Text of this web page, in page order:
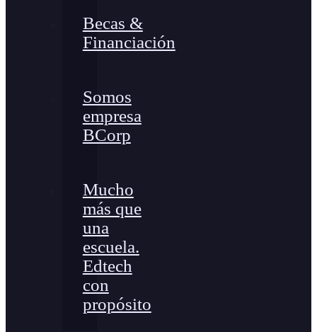
Becas &
Financiación
Somos
empresa
BCorp
Mucho
más que
una
escuela.
Edtech
con
propósito